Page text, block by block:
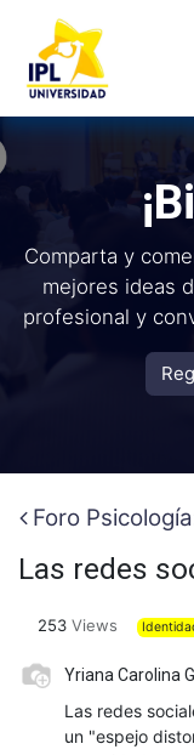
Comparta y
mejores ideas
profesional y
Foro
Las redes
253 Views
Yriana Carolina
Las redes
un "espejo